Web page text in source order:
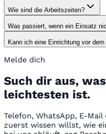
Wie sind die Arbeitszeiten?
Was passiert, wenn ein Einsatz
Kann ich eine Einrichtung vor
Melde dich
Such dir aus,
leichtesten ist.
Telefon, WhatsApp, E-
zuerst wissen willst, wie